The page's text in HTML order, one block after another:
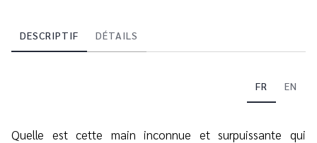
DESCRIPTIF DÉTAILS
FR EN
Quelle est cette main inconnue et surpuissante qui